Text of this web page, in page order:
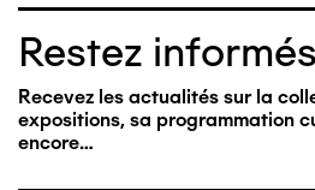
Restez
Recevez les actualités sur la
expositions, sa programmation
encore…